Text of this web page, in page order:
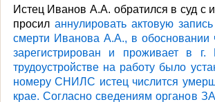
Истец Иванов А.А. обратился в суд с
просил аннулировать актовую
смерти Иванова А.А., в обосновании
зарегистрирован и проживает в
трудоустройстве на работу было
номеру СНИЛС истец числится
крае. Согласно сведениям органов